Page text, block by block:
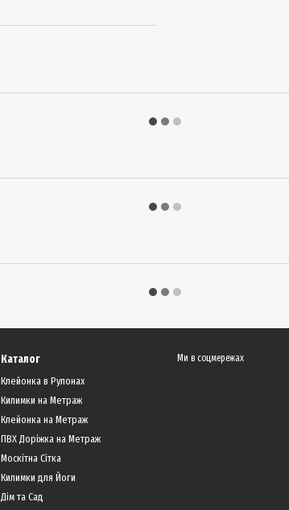
Каталог
Клейонка в Рулонах
Килимки на Метраж
Клейонка на Метраж
ПВХ Доріжка на Метраж
Москітна Сітка
Килимки для Йоги
Дім та Сад
Ми в соцмережах